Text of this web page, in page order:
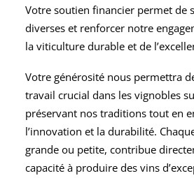
Votre soutien financier permet de
diverses et renforcer notre
la viticulture durable et de
Votre générosité nous permettra
travail crucial dans les vignobles
préservant nos traditions tout en
l’innovation et la durabilité.
grande ou petite, contribue
capacité à produire des vins